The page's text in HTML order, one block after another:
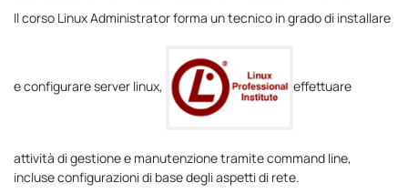
Il corso Linux Administrator forma un tecnico in grado di installare
e configurare server linux, effettuare
attività di gestione e manutenzione tramite command line,
incluse configurazioni di base degli aspetti di rete.